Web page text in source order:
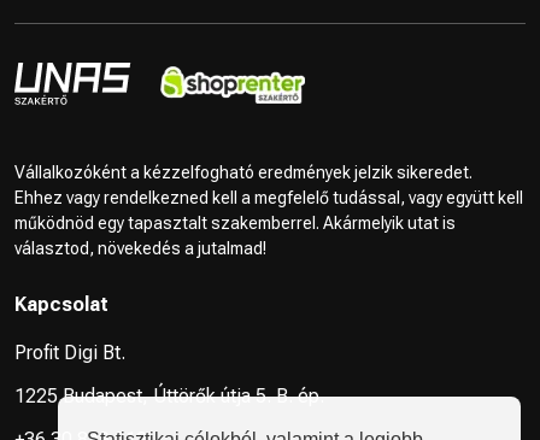
Vállalkozóként a kézzelfogható eredmények jelzik sikeredet.
Ehhez vagy rendelkezned kell a megfelelő tudással, vagy együtt kell
működnöd egy tapasztalt szakemberrel. Akármelyik utat is
választod, növekedés a jutalmad!
Kapcsolat
Profit Digi Bt.
1225 Budapest, Úttörők útja 5. B. ép.